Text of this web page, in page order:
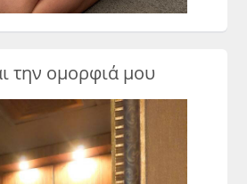
την ομορφιά μου